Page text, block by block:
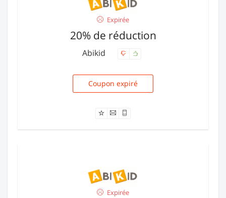
Expirée
20% de réduction
Abikid
vitamine
Coupon expiré
Expirée